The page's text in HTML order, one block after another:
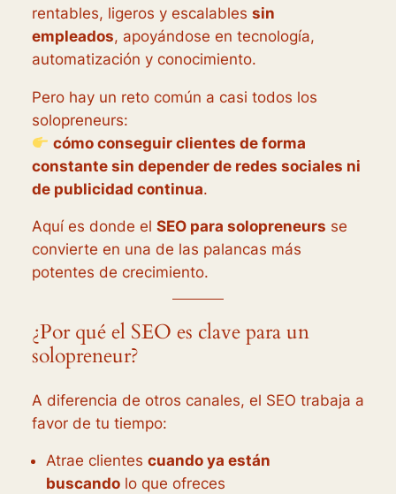
rentables, ligeros y escalables sin
empleados, apoyándose en tecnología,
automatización y conocimiento.
Pero hay un reto común a casi todos los
solopreneurs:
cómo conseguir clientes de forma
constante sin depender de redes sociales ni
de publicidad continua.
Aquí es donde el SEO para solopreneurs se
convierte en una de las palancas más
potentes de crecimiento.
¿Por qué el SEO es clave para un
solopreneur?
A diferencia de otros canales, el SEO trabaja a
favor de tu tiempo:
Atrae clientes cuando ya están
buscandolo que ofreces